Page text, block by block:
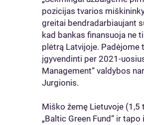
pozicijas tvarios
greitai bendradarbiaujant
kad bankas finansuoja ne
plėtrą Latvijoje.
įgyvendinti per 2021-
Management“ valdybos
Jurgionis.
Miško žemę Lietuvoje (1,5
„Baltic Green Fund“ ir